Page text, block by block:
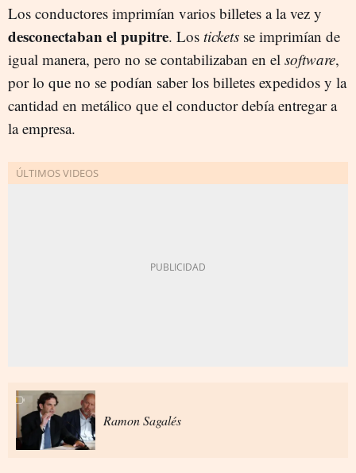
Los conductores imprimían varios billetes a la vez y
desconectaban el pupitre. Los tickets se imprimían de
igual manera, pero no se contabilizaban en el software,
por lo que no se podían saber los billetes expedidos y la
cantidad en metálico que el conductor debía entregar a
la empresa.
Ramon Sagalés